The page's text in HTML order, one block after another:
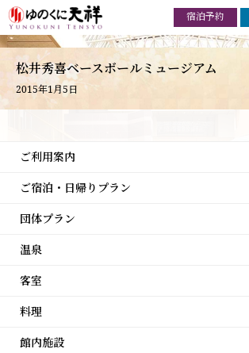
宿泊予約
松井秀喜ベースボールミュージアム
2015年1月5日
ご利用案内
ご宿泊・日帰りプラン
団体プラン
温泉
客室
料理
館内施設